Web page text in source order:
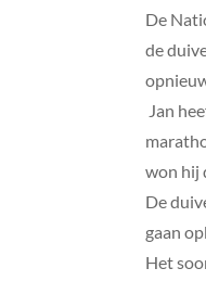
De
de
Jan
won hij
De
gaan
Het